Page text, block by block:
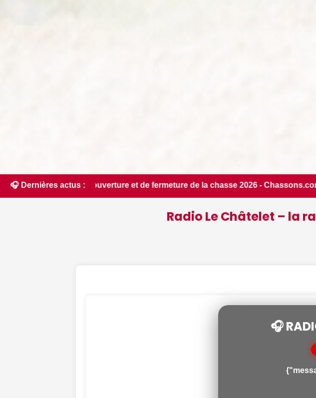
🎧 Dernières actus :
2026 - Chassons.com • 📰 Incendies : des pompiers du Cher et de
Radio Le Châtelet – la
🎧